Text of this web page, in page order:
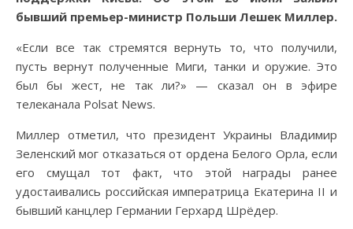
бывший премьер-министр Польши Лешек Миллер.
«Если все так стремятся вернуть то, что получили,
пусть вернут полученные Миги, танки и оружие. Это
был бы жест, не так ли?» — сказал он в эфире
телеканала Polsat News.
Миллер отметил, что президент Украины Владимир
Зеленский мог отказаться от ордена Белого Орла, если
его смущал тот факт, что этой награды ранее
удостаивались российская императрица Екатерина II и
бывший канцлер Германии Герхард Шрёдер.